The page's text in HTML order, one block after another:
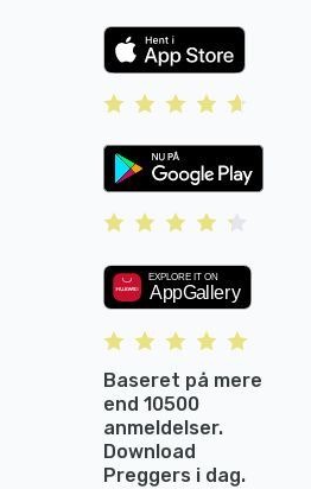
Baseret på mere
end 10500
anmeldelser.
Download
Preggers i dag.